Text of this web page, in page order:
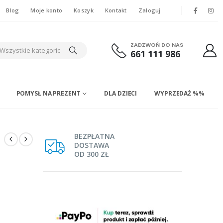
Blog Moje konto Koszyk Kontakt Zaloguj
kategorie
ZADZWOŃ DO NAS
661 111 986
POMYSŁ NA PREZENT DLA DZIECI WYPRZEDAŻ %%
BEZPŁATNA
DOSTAWA
OD 300 ZŁ